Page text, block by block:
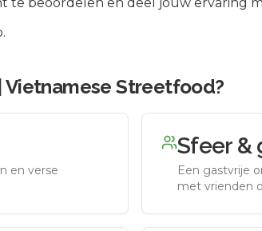
Vietnamese Streetfood?
en verse
Sfeer &
Een gastvrije
met vrienden